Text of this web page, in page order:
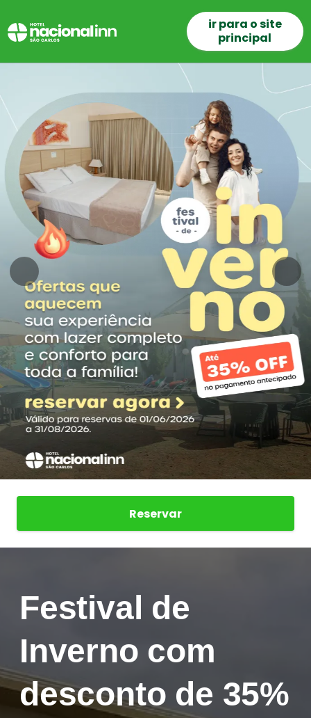
ir para o site
principal
Reservar
Festival de
Inverno com
desconto de 35%